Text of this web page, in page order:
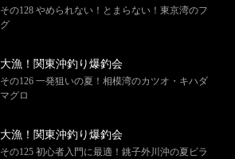
その128 やめられない！とまらない！東京湾のフ
グ
大漁！関東沖釣り爆釣会
その126 一発狙いの夏！相模湾のカツオ・キハダ
マグロ
大漁！関東沖釣り爆釣会
その125 初心者入門に最適！銚子外川沖の夏ビラ